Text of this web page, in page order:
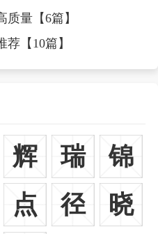
量【6篇】
【10篇】
辉 瑞
锦
点 径 晓